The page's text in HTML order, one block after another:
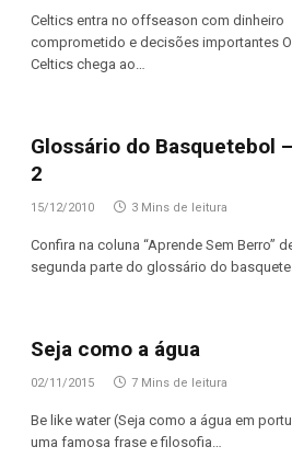
Celtics entra no offseason com dinheiro
comprometido e decisões importantes
Celtics chega ao…
Glossário do Basquetebol
2
15/12/2010 3 Mins de leitura
Confira na coluna “Aprende Sem Berro”
segunda parte do glossário do
Seja como a água
02/11/2015 7 Mins de leitura
Be like water (Seja como a água em
uma famosa frase e filosofia…